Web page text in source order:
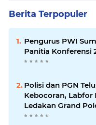
Berita Terpopuler
Pengurus PWI
Panitia Konferensi
Polisi dan PGN
Kebocoran, Labfor
Ledakan Grand
Akumulasi Gas